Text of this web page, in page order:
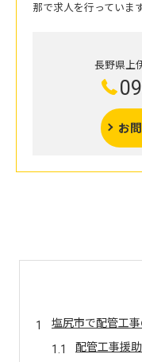
那で求人を行っています
長野県上
お
塩尻市で配管工
配管工事援